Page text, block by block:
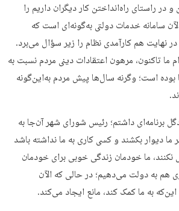
راستای راه‌انداختن کار دیگران داریم را
سامانه خدمات دولتی به‌گونه‌­ای است که
هم کارآمدی نظام را زیر سؤال می­‌برد.
تاکنون، مرهون اعتقادات دینی مردم نسبت به
بوده است؛ وگرنه سال­‌ها پیش مردم به‌این‌گونه
برنامه­‌ای داشتم؛ رئیس شورای شهر آن‌جا به
دیوار بکشند و کسی کاری به ما نداشته باشد
نکنند، ما خودمان زندگی خوبی برای خودمان
هم به دولت می­‌دهیم؛ در حالی که الآن
به ما کمک کند، مانع ایجاد می­‌کند.